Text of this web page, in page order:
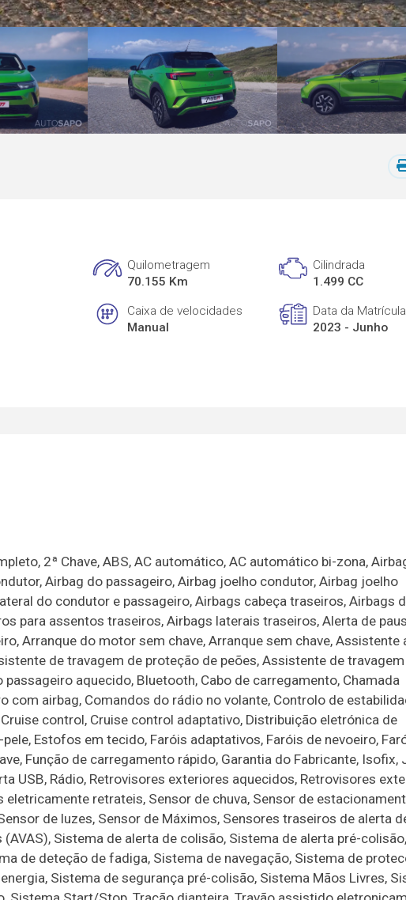
Quilometragem
70.155 Km
Cilindrada
1.499 CC
Caixa de velocidades
Manual
Data da Matrícula
2023 - Junho
2ª Chave, ABS, AC automático, AC automático bi-zona,
Airbag do passageiro, Airbag joelho condutor, Airbag joelho
do condutor e passageiro, Airbags cabeça traseiros, Airbags
para assentos traseiros, Airbags laterais traseiros, Alerta de
Arranque do motor sem chave, Arranque sem chave, Assistente
de travagem de proteção de peões, Assistente de
aquecido, Bluetooth, Cabo de carregamento, Chamada
com airbag, Comandos do rádio no volante, Controlo de
control, Cruise control adaptativo, Distribuição eletrónica de
Estofos em tecido, Faróis adaptativos, Faróis de nevoeiro,
Função de carregamento rápido, Garantia do Fabricante, Isofix,
USB, Rádio, Retrovisores exteriores aquecidos, Retrovisores
retrateis, Sensor de chuva, Sensor de
de luzes, Sensor de Máximos, Sensores traseiros de alerta
Sistema de alerta de colisão, Sistema de alerta pré-colisão,
de deteção de fadiga, Sistema de navegação, Sistema de
Sistema de segurança pré-colisão, Sistema Mãos Livres,